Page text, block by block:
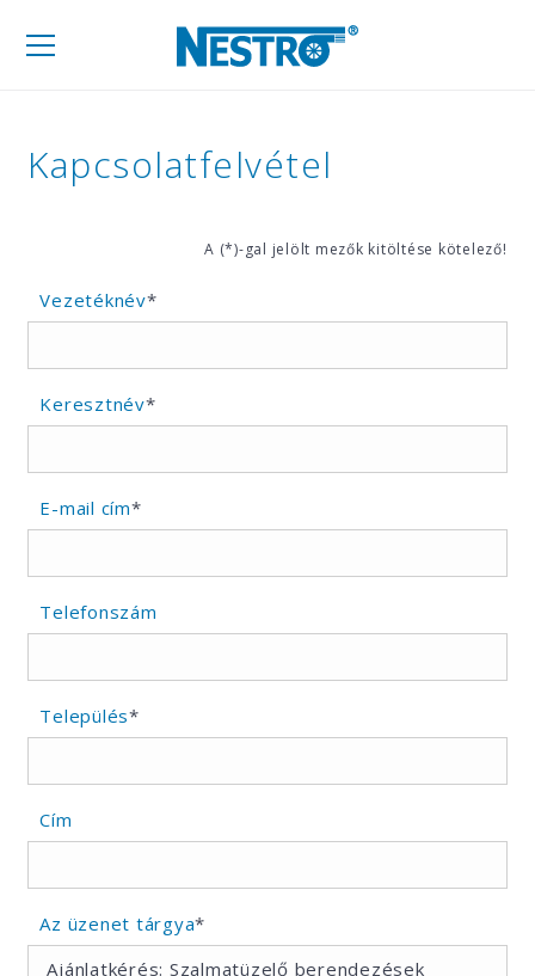
Mobil
Kapcsolatfelvétel
A (*)-gal jelölt mezők kitöltése kötelező!
Vezetéknév*
Keresztnév*
E-mail cím*
Telefonszám
Település*
Cím
Az üzenet tárgya*